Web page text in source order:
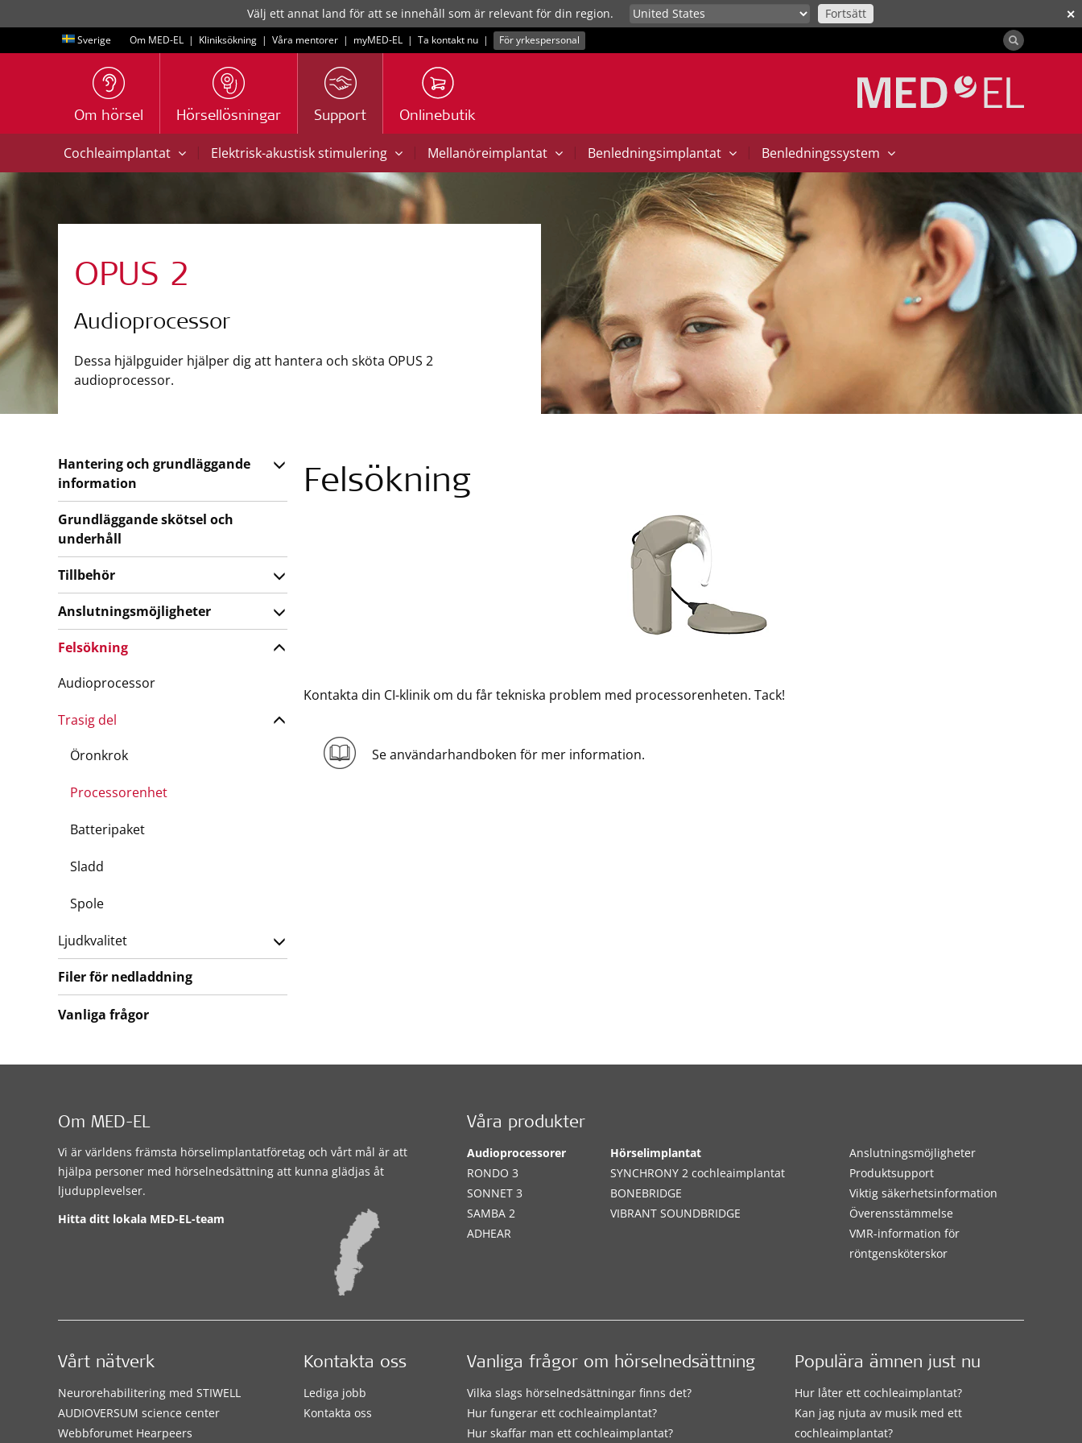
✕
Välj ett annat land för att se innehåll som är relevant för din region. Fortsätt
Sverige Om MED-EL | Kliniksökning | Våra mentorer | myMED‑EL | Ta kontakt nu | För yrkespersonal
Om hörsel Hörsellösningar Support Onlinebutik
Cochleaimplantat | Elektrisk-akustisk stimulering | Mellanöreimplantat | Benledningsimplantat | Benledningssystem
OPUS 2
Audioprocessor
Dessa hjälpguider hjälper dig att hantera och sköta OPUS 2
audioprocessor.
Felsökning
Kontakta din CI-klinik om du får tekniska problem med processorenheten. Tack!
Se användarhandboken för mer information.
Hantering och grundläggande
information
Grundläggande skötsel och
underhåll
Tillbehör
Anslutningsmöjligheter
Felsökning
Audioprocessor
Trasig del
Öronkrok
Processorenhet
Batteripaket
Sladd
Spole
Ljudkvalitet
Filer för nedladdning
Vanliga frågor
Om MED-EL
Vi är världens främsta hörselimplantatföretag och vårt mål är att
hjälpa personer med hörselnedsättning att kunna glädjas åt
ljudupplevelser.
Hitta ditt lokala MED-EL-team
Våra produkter
Audioprocessorer
RONDO 3
SONNET 3
SAMBA 2
ADHEAR
Hörselimplantat
SYNCHRONY 2 cochleaimplantat
BONEBRIDGE
VIBRANT SOUNDBRIDGE
Anslutningsmöjligheter
Produktsupport
Viktig säkerhetsinformation
Överensstämmelse
VMR-information för
röntgensköterskor
Vanliga frågor om hörselnedsättning
Vilka slags hörselnedsättningar finns det?
Hur fungerar ett cochleaimplantat?
Hur skaffar man ett cochleaimplantat?
Populära ämnen just nu
Hur låter ett cochleaimplantat?
Kan jag njuta av musik med ett
cochleaimplantat?
Vårt nätverk
Neurorehabilitering med STIWELL
AUDIOVERSUM science center
Webbforumet Hearpeers
Kontakta oss
Lediga jobb
Kontakta oss